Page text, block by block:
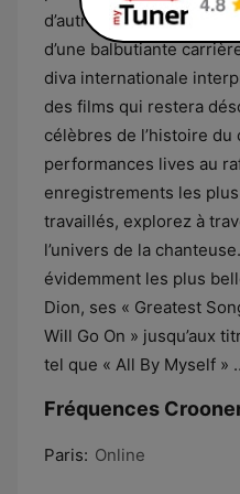
d’autres artistes
d’une balbutiante
diva internationale
des films qui restera
célèbres de l’histoire du
performances lives au
enregistrements les
travaillés, explorez à
l’univers de la
évidemment les plus
Dion, ses « Greatest
Will Go On » jusqu’aux
tel que « All By Myself »
Fréquences
Paris: Online